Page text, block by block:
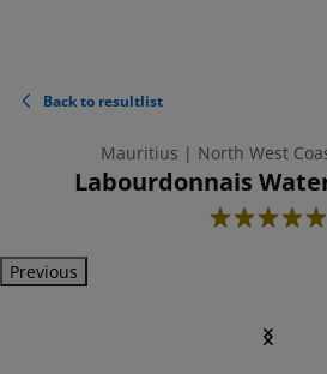
Back to resultlist
Mauritius | North West
Labourdonnais
5
Previous